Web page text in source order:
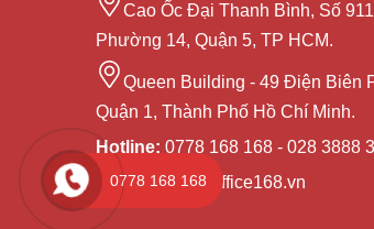
Cao Ốc Đại Thanh Bình, Số
Phường 14, Quận 5, TP HCM.
Queen Building - 49 Điện Biên
Quận 1, Thành Phố Hồ Chí Minh.
Hotline: 0778 168 168 - 028 3888
Email: sales@office168.vn
0778 168 168